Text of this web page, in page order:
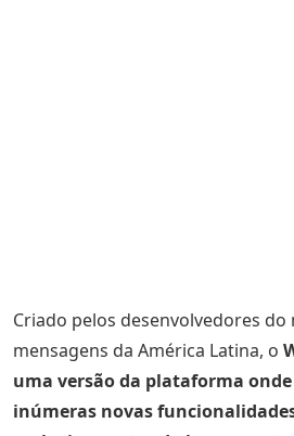
Criado pelos desenvolvedores
mensagens da América Latina, o
uma versão da plataforma
inúmeras novas